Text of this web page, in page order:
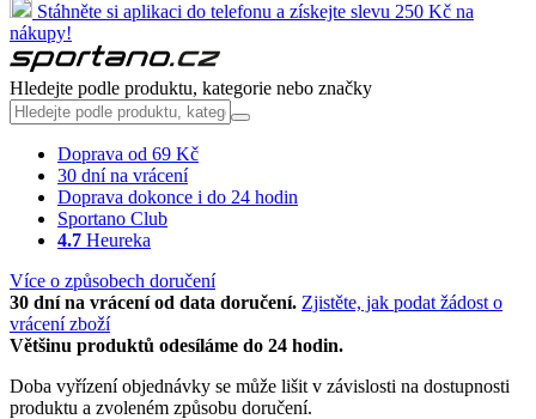
Stáhněte si aplikaci do telefonu a získejte slevu 250 Kč na
nákupy!
Hledejte podle produktu, kategorie nebo značky
Doprava od 69 Kč
30 dní na vrácení
Doprava dokonce i do 24 hodin
Sportano Club
4.7 Heureka
Více o způsobech doručení
30 dní na vrácení od data doručení. Zjistěte, jak podat žádost o
vrácení zboží
Většinu produktů odesíláme do 24 hodin.
Doba vyřízení objednávky se může lišit v závislosti na dostupnosti
produktu a zvoleném způsobu doručení.